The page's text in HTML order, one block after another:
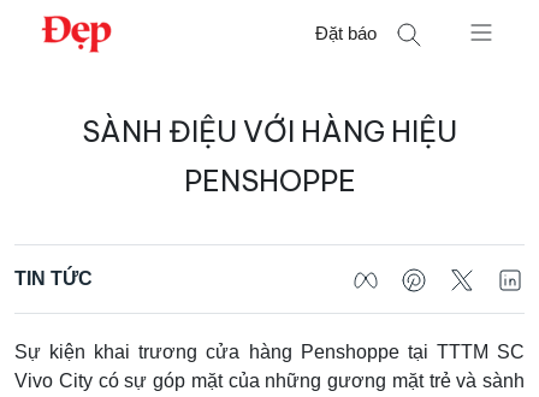
Chuyển
Đặt báo
SÀNH ĐIỆU VỚI HÀNG HIỆU
PENSHOPPE
TIN TỨC
Sự kiện khai trương cửa hàng Penshoppe tại TTTM SC
Vivo City có sự góp mặt của những gương mặt trẻ và sành